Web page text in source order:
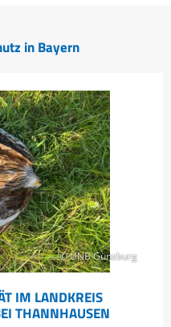
in Bayern
© UNB Günzburg
IM LANDKREIS
THANNHAUSEN